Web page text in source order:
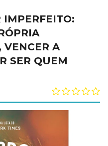
IMPERFEITO:
A
SER QUEM